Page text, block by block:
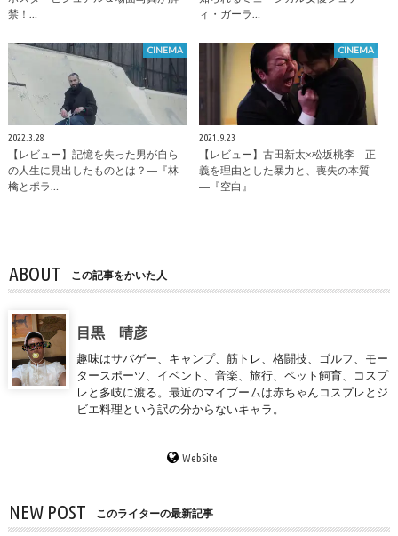
禁！…
ィ・ガーラ…
CINEMA
2022.3.28
【レビュー】記憶を失った男が自ら
の人生に見出したものとは？―『林
檎とポラ…
CINEMA
2021.9.23
【レビュー】古田新太×松坂桃李 正
義を理由とした暴力と、喪失の本質
―『空白』
ABOUT この記事をかいた人
目黒 晴彦
趣味はサバゲー、キャンプ、筋トレ、格闘技、ゴルフ、モー
タースポーツ、イベント、音楽、旅行、ペット飼育、コスプ
レと多岐に渡る。最近のマイブームは赤ちゃんコスプレとジ
ビエ料理という訳の分からないキャラ。
WebSite
NEW POST このライターの最新記事